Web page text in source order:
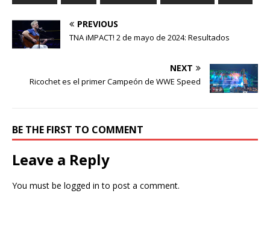
PREVIOUS
TNA iMPACT! 2 de mayo de 2024: Resultados
NEXT
Ricochet es el primer Campeón de WWE Speed
BE THE FIRST TO COMMENT
Leave a Reply
You must be logged in to post a comment.